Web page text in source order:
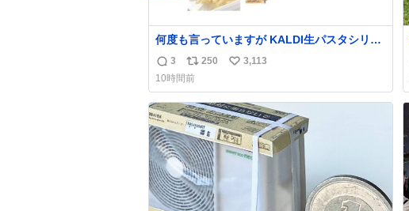
何度も言っていますが KALDI生パスタシリー
ズのフェットチーネは 真剣(ガチ)で美味いぞ
返
信
数
3
リ
ポ
ス
ト
数
250
い
ね
数
3,113
10時間前